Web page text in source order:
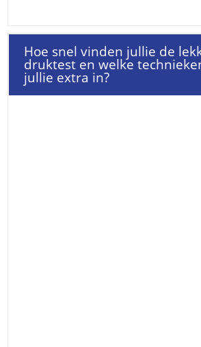
Hoe snel vinden jullie de
druktest en welke
jullie extra in?